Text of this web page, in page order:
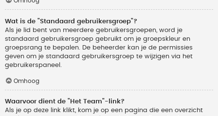
Wat is de "Standaard gebruikersgroep"?
Als je lid bent van meerdere gebruikersgroepen, word je
standaard gebruikersgroep gebruikt om je groepskleur en
groepsrang te bepalen. De beheerder kan je de permissies
geven om je standaard gebruikersgroep te wijzigen via het
gebruikerspaneel.
Omhoog
Waarvoor dient de "Het Team"-link?
Als je op deze link klikt, kom je op een pagina die een overzicht